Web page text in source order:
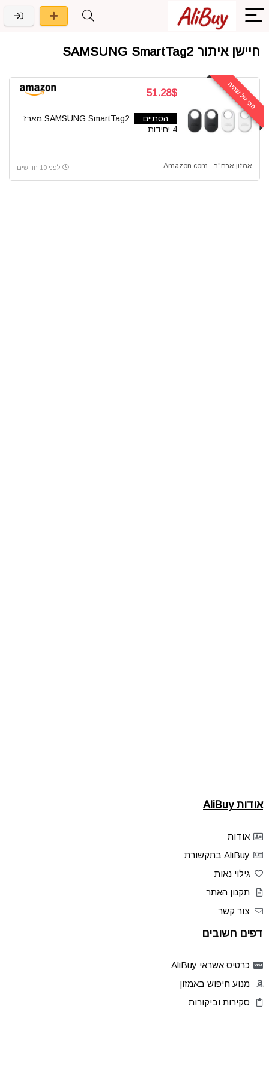
חיישן איתור SAMSUNG SmartTag2
הכי זול שהיה 51.28$
הסתיים
SAMSUNG SmartTag2 מארז
4 יחידות
אמזון ארה"ב - Amazon com לפני 10 חודשים
אודות AliBuy
אודות
AliBuy בתקשורת
גילוי נאות
תקנון האתר
צור קשר
דפים חשובים
כרטיס אשראי AliBuy
מנוע חיפוש באמזון
סקירות וביקורות